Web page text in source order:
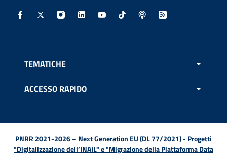
Facebook - Sito esterno - Apertura in nuova finestra
X - Sito esterno - Apertura in nuova finestra
Instagram - Sito esterno - Apertura in
Linkedin - Sito esterno - Apertura in
Youtube - Sito esterno -
TikTok - Sito esterno -
Spreaker - Sito
Feed RSS -
TEMATICHE
ACCESSO RAPIDO
PNRR 2021-2026 – Next Generation EU (DL 77/2021) - Progetti
"Digitalizzazione dell’INAIL" e "Migrazione della Piattaforma Data